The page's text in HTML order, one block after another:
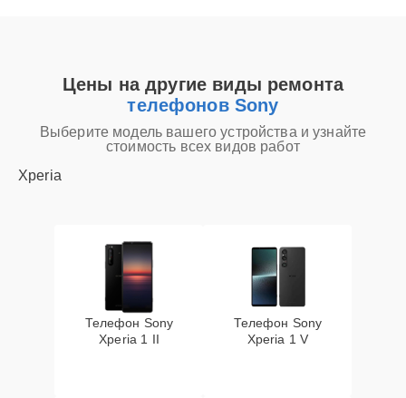
Цены на другие виды ремонта
телефонов Sony
Выберите модель вашего устройства и узнайте
стоимость всех видов работ
Xperia
Телефон Sony
Xperia 1 II
Телефон Sony
Xperia 1 V